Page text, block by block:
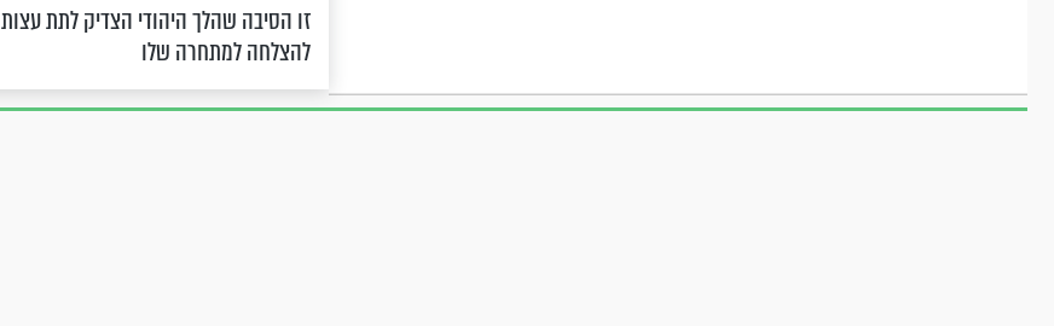
זו הסיבה שהלך היהודי הצדיק לתת עצות
להצלחה למתחרה שלו